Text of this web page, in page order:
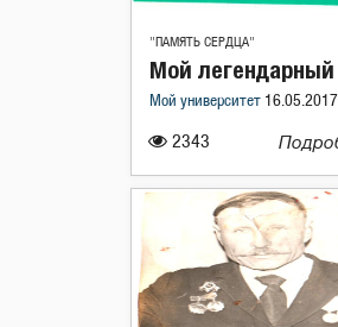
"ПАМЯТЬ СЕРДЦА"
2343
Мой
Мой университет